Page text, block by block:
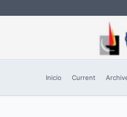
Inicio Current